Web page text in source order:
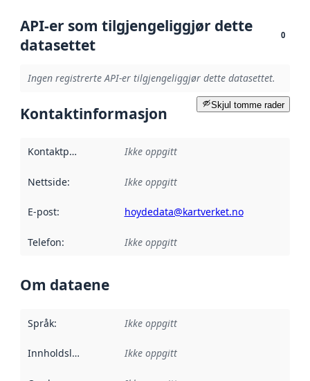
API-er som tilgjengeliggjør dette
datasettet
0
Ingen registrerte API-er tilgjengeliggjør dette datasettet.
Skjul tomme rader
Kontaktinformasjon
Kontaktpunkt Ikke oppgitt
Nettside: Ikke oppgitt
E-post: hoydedata@kartverket.no
Telefon: Ikke oppgitt
Om dataene
Språk: Ikke oppgitt
Innholdsleverandører :
Ikke oppgitt